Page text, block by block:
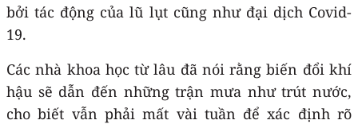
bởi tác động của lũ lụt cũng như đại dịch Covid-
19.
Các nhà khoa học từ lâu đã nói rằng biến đổi khí
hậu sẽ dẫn đến những trận mưa như trút nước,
cho biết vẫn phải mất vài tuần để xác định rõ